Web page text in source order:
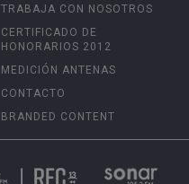
TRABAJA CON NOSOTROS
CERTIFICADO DE
HONORARIOS 2012
MEDICIÓN ANTENAS
CONTACTO
BRANDED CONTENT